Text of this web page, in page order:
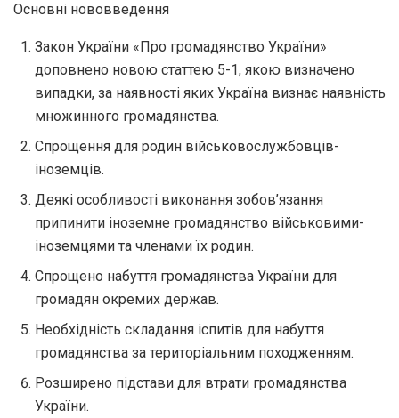
Основні нововведення
Закон України «Про громадянство України»
доповнено новою статтею 5-1, якою визначено
випадки, за наявності яких Україна визнає наявність
множинного громадянства.
Спрощення для родин військовослужбовців-
іноземців.
Деякі особливості виконання зобов’язання
припинити іноземне громадянство військовими-
іноземцями та членами їх родин.
Спрощено набуття громадянства України для
громадян окремих держав.
Необхідність складання іспитів для набуття
громадянства за територіальним походженням.
Розширено підстави для втрати громадянства
України.